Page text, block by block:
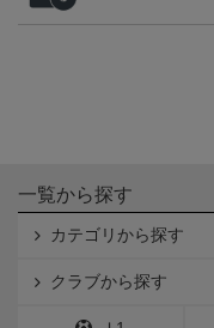
一覧から探す
カテゴリから探す
クラブから探す